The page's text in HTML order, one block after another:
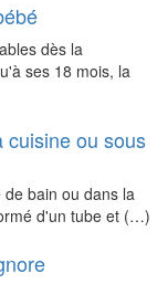
dès la
ses 18 mois, la
cuisine ou sous
bain ou dans la
d'un tube et (…)